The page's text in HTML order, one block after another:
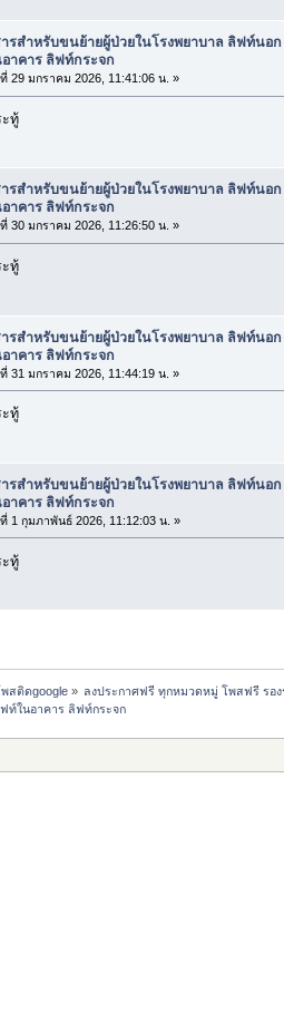
รสำหรับขนย้ายผู้ป่วยในโรงพยาบาล ลิฟท์นอก
าคาร ลิฟท์กระจก
29 มกราคม 2026, 11:41:06 น. »
ทู้
รสำหรับขนย้ายผู้ป่วยในโรงพยาบาล ลิฟท์นอก
าคาร ลิฟท์กระจก
30 มกราคม 2026, 11:26:50 น. »
ทู้
รสำหรับขนย้ายผู้ป่วยในโรงพยาบาล ลิฟท์นอก
าคาร ลิฟท์กระจก
31 มกราคม 2026, 11:44:19 น. »
ทู้
รสำหรับขนย้ายผู้ป่วยในโรงพยาบาล ลิฟท์นอก
าคาร ลิฟท์กระจก
1 กุมภาพันธ์ 2026, 11:12:03 น. »
ทู้
สติดgoogle» ลงประกาศฟรี ทุกหมวดหมู่ โพสฟรี รอง
ท์ในอาคาร ลิฟท์กระจก